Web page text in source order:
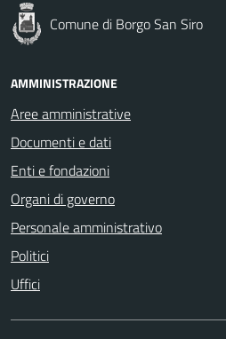
Comune di Borgo San Siro
AMMINISTRAZIONE
Aree amministrative
Documenti e dati
Enti e fondazioni
Organi di governo
Personale amministrativo
Politici
Uffici